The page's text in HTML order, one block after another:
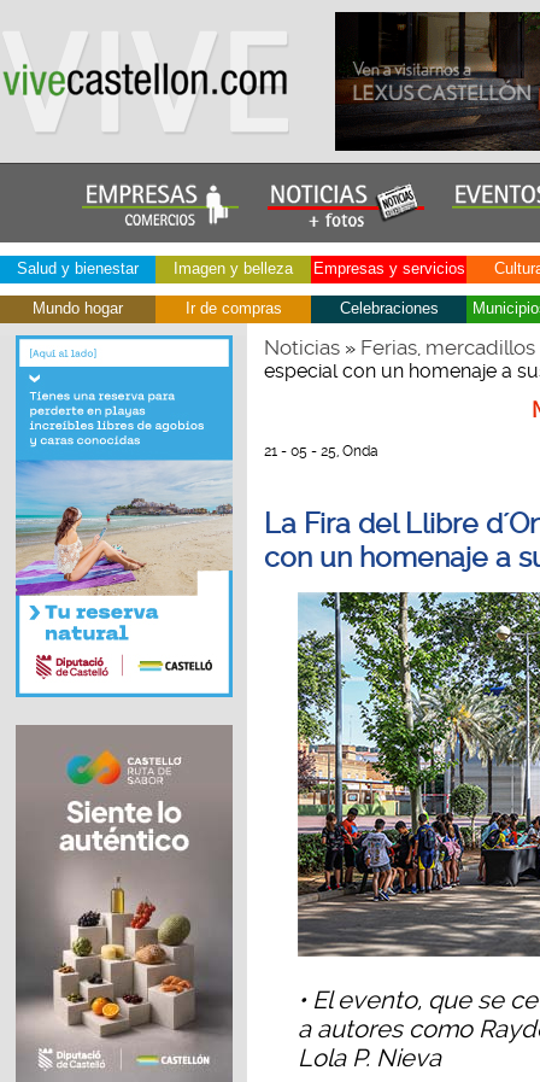
Salud y bienestar Imagen y belleza Empresas y servicios
Mundo hogar Ir de compras Celebraciones
Noticias» Ferias, mercadillos
especial con un homenaje a
21 - 05 - 25, Onda
La Fira del Llibre
con un homenaje a
• El evento, que se
a autores como
Lola P. Nieva